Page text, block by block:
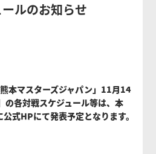
ルのお知らせ
本マスターズジャパン」11月14
の各対戦スケジュール等は、本
式HPにて発表予定となります。